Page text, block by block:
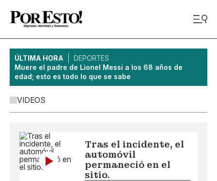
ÚLTIMA HORA
DEPORTES
Muere el padre de Lionel Messi a los 68 años de
edad; esto es todo lo que se sabe
VIDEOS
Tras el incidente, el
automóvil
permaneció en el
sitio.